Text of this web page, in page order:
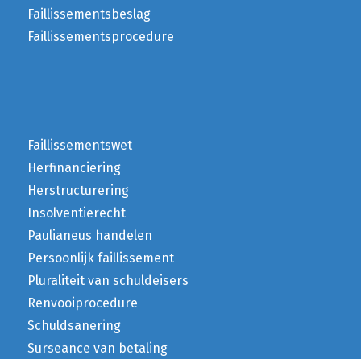
Faillissementsbeslag
Faillissementsprocedure
Faillissementswet
Herfinanciering
Herstructurering
Insolventierecht
Paulianeus handelen
Persoonlijk faillissement
Pluraliteit van schuldeisers
Renvooiprocedure
Schuldsanering
Surseance van betaling